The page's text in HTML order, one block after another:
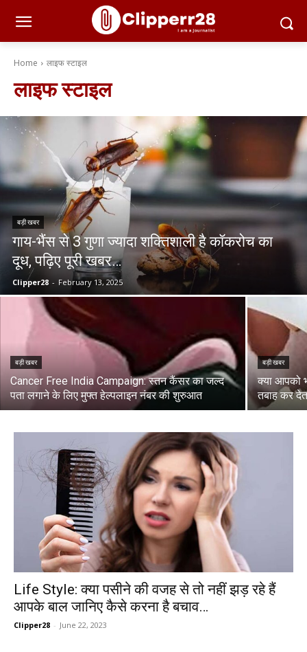
Home लाइफ स्टाइल
लाइफ स्टाइल
बड़ी खबर
गाय-भैंस से 3 गुणा ज्यादा शक्तिशाली है कॉकरोच का
दूध, पढ़िए पूरी खबर…
Clipper28 - February 13, 2025
बड़ी खबर
Cancer Free India Campaign: स्तन कैंसर का जल्द
पता लगाने के लिए मुफ्त हेल्पलाइन नंबर की शुरुआत
बड़ी खबर
क्या आपको
तबाह कर
Life Style: क्या पसीने की वजह से तो नहीं झड़ रहे हैं
आपके बाल जानिए कैसे करना है बचाव…
Clipper28 - June 22, 2023